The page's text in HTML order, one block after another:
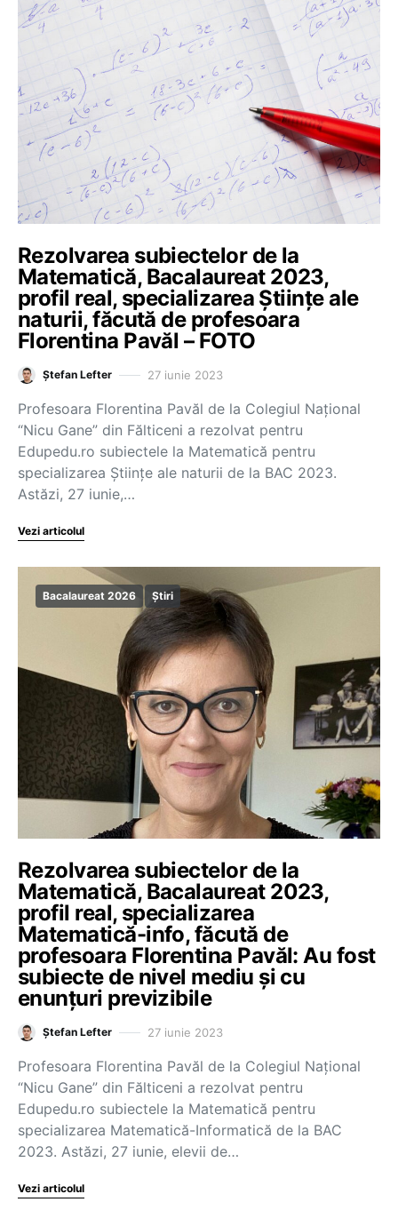
Rezolvarea subiectelor de la
Matematică, Bacalaureat 2023,
profil real, specializarea Științe ale
naturii, făcută de profesoara
Florentina Pavăl – FOTO
Ștefan Lefter 27 iunie 2023
Profesoara Florentina Pavăl de la Colegiul Național
“Nicu Gane” din Fălticeni a rezolvat pentru
Edupedu.ro subiectele la Matematică pentru
specializarea Științe ale naturii de la BAC 2023.
Astăzi, 27 iunie,…
Vezi articolul
Bacalaureat 2026 Știri
Rezolvarea subiectelor de la
Matematică, Bacalaureat 2023,
profil real, specializarea
Matematică-info, făcută de
profesoara Florentina Pavăl: Au fost
subiecte de nivel mediu și cu
enunțuri previzibile
Ștefan Lefter 27 iunie 2023
Profesoara Florentina Pavăl de la Colegiul Național
“Nicu Gane” din Fălticeni a rezolvat pentru
Edupedu.ro subiectele la Matematică pentru
specializarea Matematică-Informatică de la BAC
2023. Astăzi, 27 iunie, elevii de…
Vezi articolul